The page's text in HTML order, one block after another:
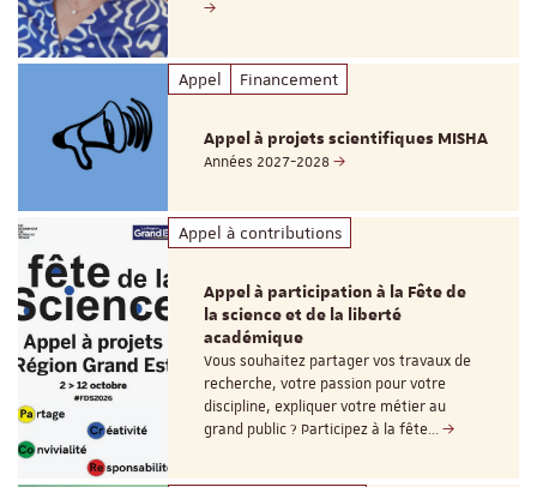
Appel Financement
Appel à projets scientifiques MISHA
Années 2027-2028
Appel à contributions
Appel à participation à la Fête de
la science et de la liberté
académique
Vous souhaitez partager vos travaux de
recherche, votre passion pour votre
discipline, expliquer votre métier au
grand public ? Participez à la fête…